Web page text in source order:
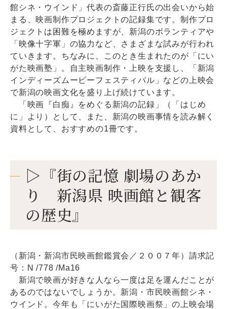
館シネ・ウインド」代表の斎藤正行氏の出会いから始
まる、映画制作プロジェクトの記録集です。制作プロ
ジェクトは困難を極めますが、新潟のボランティアや
「映像十字軍」の協力など、さまざまな試みが行われ
ていきます。ちなみに、このとき生まれたのが「にい
がた映画塾」。自主映画制作・上映を支援し、「新潟
インディーズムービーフェスティバル」などの上映会
で新潟の映画文化を盛り上げ続けています。
「映画『白痴』をめぐる新潟の記録」（「はじめ
に」より）として、また、新潟の映画事情を読み解く
資料として、おすすめの1冊です。
▷『街の記憶 劇場のあか
り 新潟県 映画館と観客
の歴史』
（新潟・新潟市民映画館鑑賞会／２００７年）請求記
号：N /778 /Ma16
新潟で映画が好きな人なら一度は足を運んだことが
あるのではないでしょうか。新潟・市民映画館シネ・
ウインド。今年も「にいがた国際映画祭」の上映会場